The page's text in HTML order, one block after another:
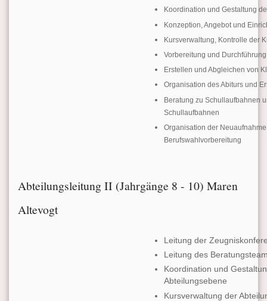
Koordination und Gestaltung
Konzeption, Angebot und
Kursverwaltung, Kontrolle der
Vorbereitung und
Erstellen und Abgleichen von
Organisation des Abiturs und
Beratung zu Schullaufbahnen
Schullaufbahnen
Organisation der
Berufswahlvorbereitung
Abteilungsleitung II (Jahrgänge 8 - 10) Maren
Altevogt
Leitung der
Leitung des
Koordination und
Abteilungsebene
Kursverwaltung der